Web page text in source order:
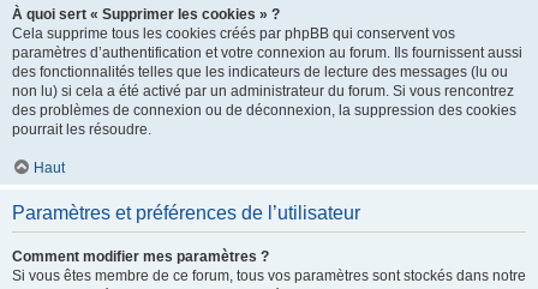
À quoi sert « Supprimer les cookies » ?
Cela supprime tous les cookies créés par phpBB qui conservent vos
paramètres d’authentification et votre connexion au forum. Ils fournissent aussi
des fonctionnalités telles que les indicateurs de lecture des messages (lu ou
non lu) si cela a été activé par un administrateur du forum. Si vous rencontrez
des problèmes de connexion ou de déconnexion, la suppression des cookies
pourrait les résoudre.
Haut
Paramètres et préférences de l’utilisateur
Comment modifier mes paramètres ?
Si vous êtes membre de ce forum, tous vos paramètres sont stockés dans notre